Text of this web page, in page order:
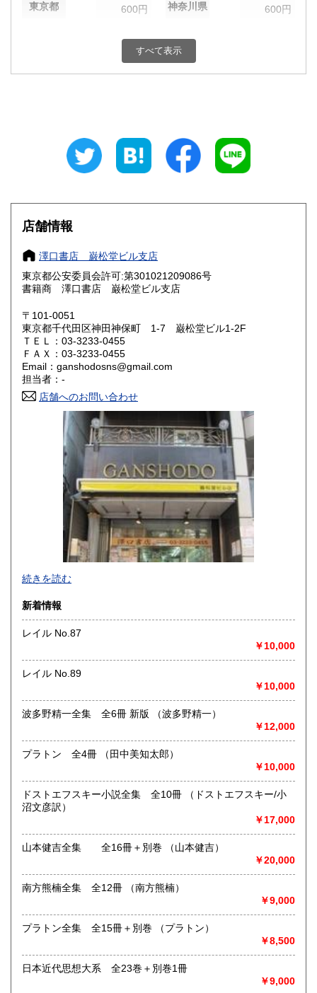
東京都 600円 神奈川県 600円
600円 富山県
600円 三重県
大阪府
奈良県 600円
鳥取県 600円 島根県
岡山県
山口県 600円
香川県 600円
高知県 600円
600円 長崎県
600円 大分県
600円 鹿児島県
600円
すべて表示
店舗情報
澤口書店 巌松堂ビル支店
東京都公安委員会許可:第301021209086号
書籍商 澤口書店 巌松堂ビル支店
〒101-0051
東京都千代田区神田神保町 1-7 巌松堂ビル1-2F
ＴＥＬ：03-3233-0455
ＦＡＸ：03-3233-0455
Email：ganshodosns@gmail.com
担当者：-
店舗へのお問い合わせ
最寄駅：神保町駅
営業時間：11:00〜18:00
定休日：年中無休 ※年末年始(12/31～1/2)は除く
書籍の買取について
まずは、フリーダイヤル 0120-68-2332 までご連絡下さ
い。
取り扱い分野
総記、哲学宗教、歴史、社会科学、自然科学、美術工芸、国
語国文、外国文学、古典籍、近代文献、趣味、外国書、サブ
古本古書全般
続きを読む
新着情報
レイル No.87
￥10,000
レイル No.89
￥10,000
波多野精一全集 全6冊 新版 （波多野精一）
￥12,000
プラトン 全4冊 （田中美知太郎）
￥10,000
ドストエフスキー小説全集 全10冊 （ドストエフスキー/小
沼文彦訳）
￥17,000
山本健吉全集 全16冊＋別巻 （山本健吉）
￥20,000
南方熊楠全集 全12冊 （南方熊楠）
￥9,000
プラトン全集 全15冊＋別巻 （プラトン）
￥8,500
日本近代思想大系 全23巻＋別巻1冊
￥9,000